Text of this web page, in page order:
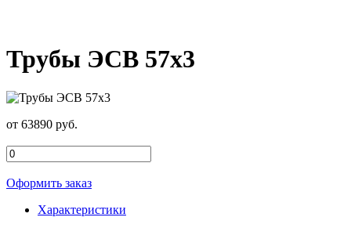
Трубы ЭСВ 57х3
от 63890 руб.
Оформить заказ
Характеристики